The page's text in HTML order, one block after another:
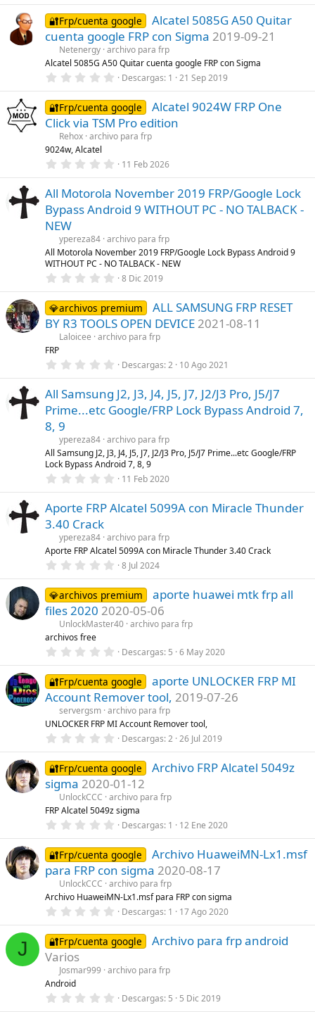
l
l
a
(
s
)
0
0
e
s
t
r
e
l
a
(
s
)
🔐Frp/cuenta google
Alcatel 5085G A50 Quitar
cuenta google FRP con Sigma 2019-09-21
Netenergy archivo para frp
Alcatel 5085G A50 Quitar cuenta google FRP con Sigma
0
0
0
e
s
t
l
(
s
)
Descargas 1 21 Sep 2019
🔐Frp/cuenta google
Alcatel 9024W FRP One
Click via TSM Pro edition
Rehox archivo para frp
9024w, Alcatel
0
0
0
e
s
e
l
l
a
s
)
11 Feb 2026
All Motorola November 2019 FRP/Google Lock
Bypass Android 9 WITHOUT PC - NO TALBACK -
NEW
ypereza84 archivo para frp
All Motorola November 2019 FRP/Google Lock Bypass Android 9
WITHOUT PC - NO TALBACK - NEW
0
0
0
e
s
t
l
s
)
8 Dic 2019
💎archivos premium
ALL SAMSUNG FRP RESET
BY R3 TOOLS OPEN DEVICE 2021-08-11
Laloicee
archivo para frp
FRP
0
0
0
e
s
e
l
l
a
s
)
Descargas 2 10 Ago 2021
All Samsung J2, J3, J4, J5, J7, J2/J3 Pro, J5/J7
Prime...etc Google/FRP Lock Bypass Android 7,
8, 9
ypereza84 archivo para frp
All Samsung J2, J3, J4, J5, J7, J2/J3 Pro, J5/J7 Prime...etc Google/FRP
Lock Bypass Android 7, 8, 9
0
0
0
e
t
r
e
l
a
(
s
)
11 Feb 2020
Aporte FRP Alcatel 5099A con Miracle Thunder
3.40 Crack
ypereza84 archivo para frp
Aporte FRP Alcatel 5099A con Miracle Thunder 3.40 Crack
0
0
0
e
s
t
l
a
(
s
)
8 Jul 2024
💎archivos premium
aporte huawei mtk frp all
files 2020 2020-05-06
UnlockMaster40 archivo para frp
archivos free
0
0
0
e
s
t
r
e
l
a
(
s
)
Descargas 5 6 May 2020
🔐Frp/cuenta google
aporte UNLOCKER FRP MI
Account Remover tool, 2019-07-26
servergsm archivo para frp
UNLOCKER FRP MI Account Remover tool,
0
0
0
e
s
t
r
e
l
a
(
s
)
Descargas 2 26 Jul 2019
🔐Frp/cuenta google
Archivo FRP Alcatel 5049z
sigma 2020-01-12
UnlockCCC
archivo para frp
FRP Alcatel 5049z sigma
0
0
0
e
s
t
r
e
l
a
(
s
Descargas 1 12 Ene 2020
🔐Frp/cuenta google
Archivo HuaweiMN-Lx1.msf
para FRP con sigma 2020-08-17
UnlockCCC
archivo para frp
Archivo HuaweiMN-Lx1.msf para FRP con sigma
0
0
0
e
t
l
Descargas 1 17 Ago 2020
J 🔐Frp/cuenta google
Archivo para frp android
Varios
Josmar999
archivo para frp
Android
0 Descargas 5 5 Dic 2019